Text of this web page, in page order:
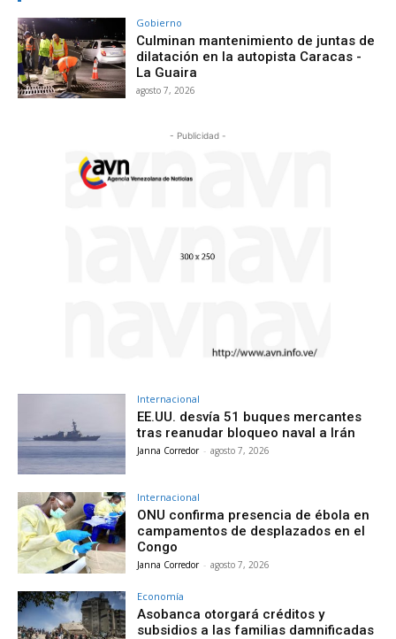
Gobierno
Culminan mantenimiento de juntas de
dilatación en la autopista Caracas -
La Guaira
agosto 7, 2026
- Publicidad -
Internacional
EE.UU. desvía 51 buques mercantes
tras reanudar bloqueo naval a Irán
Janna Corredor - agosto 7, 2026
Internacional
ONU confirma presencia de ébola en
campamentos de desplazados en el
Congo
Janna Corredor - agosto 7, 2026
Economía
Asobanca otorgará créditos y
subsidios a las familias damnificadas